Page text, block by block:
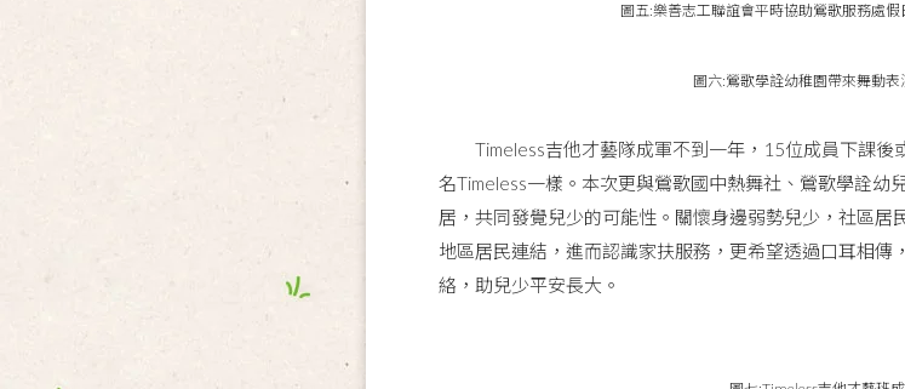
圖五:樂善志工聯誼會平時協助鶯歌服務處假
圖六:鶯歌學詮幼稚園帶來舞動表
Timeless吉他才藝隊成軍不到一年，15位成員下課後
名Timeless一樣。本次更與鶯歌國中熱舞社、鶯歌學詮
居，共同發覺兒少的可能性。關懷身邊弱勢兒少，社區
地區居民連結，進而認識家扶服務，更希望透過口耳相
絡，助兒少平安長大。